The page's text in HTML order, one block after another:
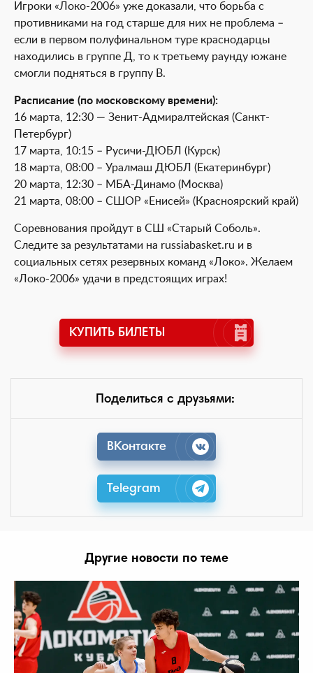
Игроки «Локо-2006» уже доказали, что борьба с
противниками на год старше для них не проблема –
если в первом полуфинальном туре краснодарцы
находились в группе Д, то к третьему раунду южане
смогли подняться в группу В.
Расписание (по московскому времени):
16 марта, 12:30 — Зенит-Адмиралтейская (Санкт-
Петербург)
17 марта, 10:15 – Русичи-ДЮБЛ (Курск)
18 марта, 08:00 – Уралмаш ДЮБЛ (Екатеринбург)
20 марта, 12:30 – МБА-Динамо (Москва)
21 марта, 08:00 – СШОР «Енисей» (Красноярский край)
Соревнования пройдут в СШ «Старый Соболь».
Следите за результатами на russiabasket.ru и в
социальных сетях резервных команд «Локо». Желаем
«Локо-2006» удачи в предстоящих играх!
КУПИТЬ БИЛЕТЫ
Поделиться с друзьями:
ВКонтакте
Telegram
Другие новости по теме